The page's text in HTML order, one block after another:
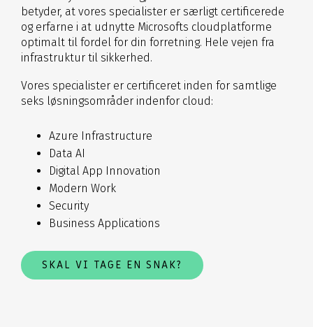
betyder, at vores specialister er særligt certificerede
og erfarne i at udnytte Microsofts cloudplatforme
optimalt til fordel for din forretning. Hele vejen fra
infrastruktur til sikkerhed.
Vores specialister er certificeret inden for samtlige
seks løsningsområder indenfor cloud:
Azure Infrastructure
Data AI
Digital App Innovation
Modern Work
Security
Business Applications
SKAL VI TAGE EN SNAK?